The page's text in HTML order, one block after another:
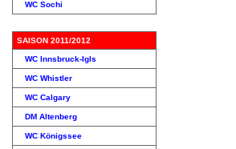
WC Sochi
SAISON 2011/2012
WC Innsbruck-Igls
WC Whistler
WC Calgary
DM Altenberg
WC Königssee